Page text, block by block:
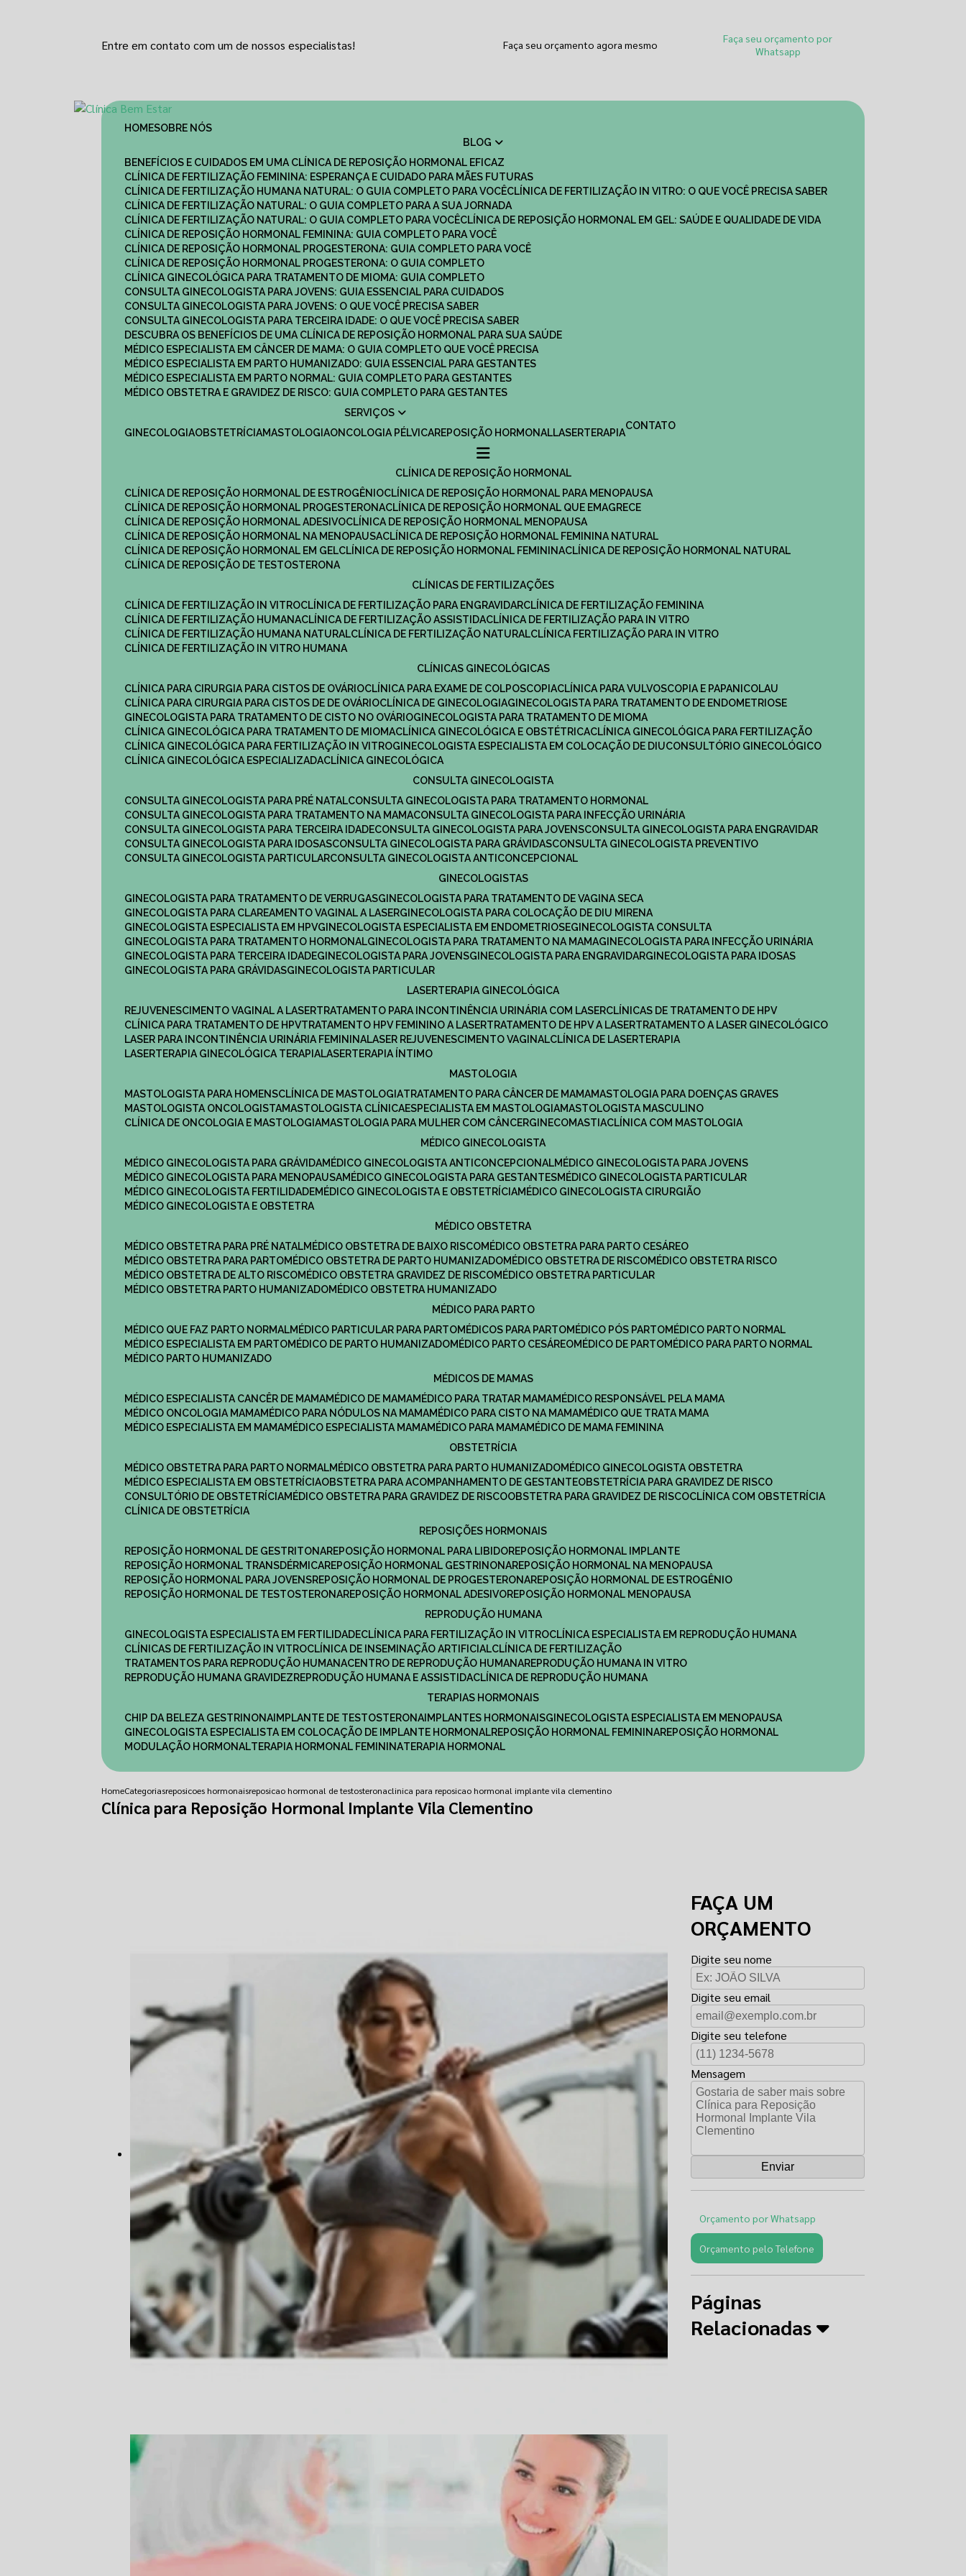
Entre em contato com um de nossos especialistas! Faça seu orçamento agora mesmo
Faça seu orçamento por
Whatsapp
HOME
SOBRE NÓS
BLOG
BENEFÍCIOS E CUIDADOS EM UMA CLÍNICA DE REPOSIÇÃO HORMONAL EFICAZ
CLÍNICA DE FERTILIZAÇÃO FEMININA: ESPERANÇA E CUIDADO PARA MÃES FUTURAS
CLÍNICA DE FERTILIZAÇÃO HUMANA NATURAL: O GUIA COMPLETO PARA VOCÊ
CLÍNICA DE FERTILIZAÇÃO IN VITRO: O QUE VOCÊ PRECISA SABER
CLÍNICA DE FERTILIZAÇÃO NATURAL: O GUIA COMPLETO PARA A SUA JORNADA
CLÍNICA DE FERTILIZAÇÃO NATURAL: O GUIA COMPLETO PARA VOCÊ
CLÍNICA DE REPOSIÇÃO HORMONAL EM GEL: SAÚDE E QUALIDADE DE VIDA
CLÍNICA DE REPOSIÇÃO HORMONAL FEMININA: GUIA COMPLETO PARA VOCÊ
CLÍNICA DE REPOSIÇÃO HORMONAL PROGESTERONA: GUIA COMPLETO PARA VOCÊ
CLÍNICA DE REPOSIÇÃO HORMONAL PROGESTERONA: O GUIA COMPLETO
CLÍNICA GINECOLÓGICA PARA TRATAMENTO DE MIOMA: GUIA COMPLETO
CONSULTA GINECOLOGISTA PARA JOVENS: GUIA ESSENCIAL PARA CUIDADOS
CONSULTA GINECOLOGISTA PARA JOVENS: O QUE VOCÊ PRECISA SABER
CONSULTA GINECOLOGISTA PARA TERCEIRA IDADE: O QUE VOCÊ PRECISA SABER
DESCUBRA OS BENEFÍCIOS DE UMA CLÍNICA DE REPOSIÇÃO HORMONAL PARA SUA SAÚDE
MÉDICO ESPECIALISTA EM CÂNCER DE MAMA: O GUIA COMPLETO QUE VOCÊ PRECISA
MÉDICO ESPECIALISTA EM PARTO HUMANIZADO: GUIA ESSENCIAL PARA GESTANTES
MÉDICO ESPECIALISTA EM PARTO NORMAL: GUIA COMPLETO PARA GESTANTES
MÉDICO OBSTETRA E GRAVIDEZ DE RISCO: GUIA COMPLETO PARA GESTANTES
SERVIÇOS
GINECOLOGIA
OBSTETRÍCIA MASTOLOGIA ONCOLOGIA PÉLVICA REPOSIÇÃO HORMONAL LASERTERAPIA
CONTATO
CLÍNICA DE REPOSIÇÃO HORMONAL
CLÍNICA DE REPOSIÇÃO HORMONAL DE ESTROGÊNIO
CLÍNICA DE REPOSIÇÃO HORMONAL PARA MENOPAUSA
CLÍNICA DE REPOSIÇÃO HORMONAL PROGESTERONA
CLÍNICA DE REPOSIÇÃO HORMONAL QUE EMAGRECE
CLÍNICA DE REPOSIÇÃO HORMONAL ADESIVO
CLÍNICA DE REPOSIÇÃO HORMONAL MENOPAUSA
CLÍNICA DE REPOSIÇÃO HORMONAL NA MENOPAUSA
CLÍNICA DE REPOSIÇÃO HORMONAL FEMININA NATURAL
CLÍNICA DE REPOSIÇÃO HORMONAL EM GEL
CLÍNICA DE REPOSIÇÃO HORMONAL FEMININA
CLÍNICA DE REPOSIÇÃO HORMONAL NATURAL
CLÍNICA DE REPOSIÇÃO DE TESTOSTERONA
CLÍNICAS DE FERTILIZAÇÕES
CLÍNICA DE FERTILIZAÇÃO IN VITRO
CLÍNICA DE FERTILIZAÇÃO PARA ENGRAVIDAR
CLÍNICA DE FERTILIZAÇÃO FEMININA
CLÍNICA DE FERTILIZAÇÃO HUMANA
CLÍNICA DE FERTILIZAÇÃO ASSISTIDA
CLÍNICA DE FERTILIZAÇÃO PARA IN VITRO
CLÍNICA DE FERTILIZAÇÃO HUMANA NATURAL
CLÍNICA DE FERTILIZAÇÃO NATURAL
CLÍNICA FERTILIZAÇÃO PARA IN VITRO
CLÍNICA DE FERTILIZAÇÃO IN VITRO HUMANA
CLÍNICAS GINECOLÓGICAS
CLÍNICA PARA CIRURGIA PARA CISTOS DE OVÁRIO
CLÍNICA PARA EXAME DE COLPOSCOPIA
CLÍNICA PARA VULVOSCOPIA E PAPANICOLAU
CLÍNICA PARA CIRURGIA PARA CISTOS DE DE OVÁRIO
CLÍNICA DE GINECOLOGIA
GINECOLOGISTA PARA TRATAMENTO DE ENDOMETRIOSE
GINECOLOGISTA PARA TRATAMENTO DE CISTO NO OVÁRIO
GINECOLOGISTA PARA TRATAMENTO DE MIOMA
CLÍNICA GINECOLÓGICA PARA TRATAMENTO DE MIOMA
CLÍNICA GINECOLÓGICA E OBSTÉTRICA
CLÍNICA GINECOLÓGICA PARA FERTILIZAÇÃO
CLÍNICA GINECOLÓGICA PARA FERTILIZAÇÃO IN VITRO
GINECOLOGISTA ESPECIALISTA EM COLOCAÇÃO DE DIU
CONSULTÓRIO GINECOLÓGICO
CLÍNICA GINECOLÓGICA ESPECIALIZADA
CLÍNICA GINECOLÓGICA
CONSULTA GINECOLOGISTA
CONSULTA GINECOLOGISTA PARA PRÉ NATAL
CONSULTA GINECOLOGISTA PARA TRATAMENTO HORMONAL
CONSULTA GINECOLOGISTA PARA TRATAMENTO NA MAMA
CONSULTA GINECOLOGISTA PARA INFECÇÃO URINÁRIA
CONSULTA GINECOLOGISTA PARA TERCEIRA IDADE
CONSULTA GINECOLOGISTA PARA JOVENS
CONSULTA GINECOLOGISTA PARA ENGRAVIDAR
CONSULTA GINECOLOGISTA PARA IDOSAS
CONSULTA GINECOLOGISTA PARA GRÁVIDAS
CONSULTA GINECOLOGISTA PREVENTIVO
CONSULTA GINECOLOGISTA PARTICULAR
CONSULTA GINECOLOGISTA ANTICONCEPCIONAL
GINECOLOGISTAS
GINECOLOGISTA PARA TRATAMENTO DE VERRUGAS
GINECOLOGISTA PARA TRATAMENTO DE VAGINA SECA
GINECOLOGISTA PARA CLAREAMENTO VAGINAL A LASER
GINECOLOGISTA PARA COLOCAÇÃO DE DIU MIRENA
GINECOLOGISTA ESPECIALISTA EM HPV
GINECOLOGISTA ESPECIALISTA EM ENDOMETRIOSE
GINECOLOGISTA CONSULTA
GINECOLOGISTA PARA TRATAMENTO HORMONAL
GINECOLOGISTA PARA TRATAMENTO NA MAMA
GINECOLOGISTA PARA INFECÇÃO URINÁRIA
GINECOLOGISTA PARA TERCEIRA IDADE
GINECOLOGISTA PARA JOVENS GINECOLOGISTA PARA ENGRAVIDAR
GINECOLOGISTA PARA IDOSAS
GINECOLOGISTA PARA GRÁVIDAS
GINECOLOGISTA PARTICULAR
LASERTERAPIA GINECOLÓGICA
REJUVENESCIMENTO VAGINAL A LASER
TRATAMENTO PARA INCONTINÊNCIA URINÁRIA COM LASER
CLÍNICAS DE TRATAMENTO DE HPV
CLÍNICA PARA TRATAMENTO DE HPV
TRATAMENTO HPV FEMININO A LASER TRATAMENTO DE HPV A LASER
TRATAMENTO A LASER GINECOLÓGICO
LASER PARA INCONTINÊNCIA URINÁRIA FEMININA LASER REJUVENESCIMENTO VAGINAL
CLÍNICA DE LASERTERAPIA
LASERTERAPIA GINECOLÓGICA TERAPIA LASERTERAPIA ÍNTIMO
MASTOLOGIA
MASTOLOGISTA PARA HOMENS
CLÍNICA DE MASTOLOGIA TRATAMENTO PARA CÂNCER DE MAMA
MASTOLOGIA PARA DOENÇAS GRAVES
MASTOLOGISTA ONCOLOGISTA
MASTOLOGISTA CLÍNICA ESPECIALISTA EM MASTOLOGIA
MASTOLOGISTA MASCULINO
CLÍNICA DE ONCOLOGIA E MASTOLOGIA
MASTOLOGIA PARA MULHER COM CÂNCER GINECOMASTIA
CLÍNICA COM MASTOLOGIA
MÉDICO GINECOLOGISTA
MÉDICO GINECOLOGISTA PARA GRÁVIDA
MÉDICO GINECOLOGISTA ANTICONCEPCIONAL
MÉDICO GINECOLOGISTA PARA JOVENS
MÉDICO GINECOLOGISTA PARA MENOPAUSA
MÉDICO GINECOLOGISTA PARA GESTANTES
MÉDICO GINECOLOGISTA PARTICULAR
MÉDICO GINECOLOGISTA FERTILIDADE
MÉDICO GINECOLOGISTA E OBSTETRÍCIA
MÉDICO GINECOLOGISTA CIRURGIÃO
MÉDICO GINECOLOGISTA E OBSTETRA
MÉDICO OBSTETRA
MÉDICO OBSTETRA PARA PRÉ NATAL
MÉDICO OBSTETRA DE BAIXO RISCO
MÉDICO OBSTETRA PARA PARTO CESÁREO
MÉDICO OBSTETRA PARA PARTO
MÉDICO OBSTETRA DE PARTO HUMANIZADO MÉDICO OBSTETRA DE RISCO
MÉDICO OBSTETRA RISCO
MÉDICO OBSTETRA DE ALTO RISCO
MÉDICO OBSTETRA GRAVIDEZ DE RISCO
MÉDICO OBSTETRA PARTICULAR
MÉDICO OBSTETRA PARTO HUMANIZADO
MÉDICO OBSTETRA HUMANIZADO
MÉDICO PARA PARTO
MÉDICO QUE FAZ PARTO NORMAL
MÉDICO PARTICULAR PARA PARTO MÉDICOS PARA PARTO MÉDICO PÓS PARTO
MÉDICO PARTO NORMAL
MÉDICO ESPECIALISTA EM PARTO
MÉDICO DE PARTO HUMANIZADO MÉDICO PARTO CESÁREO MÉDICO DE PARTO
MÉDICO PARA PARTO NORMAL
MÉDICO PARTO HUMANIZADO
MÉDICOS DE MAMAS
MÉDICO ESPECIALISTA CANCÊR DE MAMA
MÉDICO DE MAMA MÉDICO PARA TRATAR MAMA
MÉDICO RESPONSÁVEL PELA MAMA
MÉDICO ONCOLOGIA MAMA
MÉDICO PARA NÓDULOS NA MAMA MÉDICO PARA CISTO NA MAMA
MÉDICO QUE TRATA MAMA
MÉDICO ESPECIALISTA EM MAMA
MÉDICO ESPECIALISTA MAMA MÉDICO PARA MAMA
MÉDICO DE MAMA FEMININA
OBSTETRÍCIA
MÉDICO OBSTETRA PARA PARTO NORMAL
MÉDICO OBSTETRA PARA PARTO HUMANIZADO
MÉDICO GINECOLOGISTA OBSTETRA
MÉDICO ESPECIALISTA EM OBSTETRÍCIA
OBSTETRA PARA ACOMPANHAMENTO DE GESTANTE
OBSTETRÍCIA PARA GRAVIDEZ DE RISCO
CONSULTÓRIO DE OBSTETRÍCIA
MÉDICO OBSTETRA PARA GRAVIDEZ DE RISCO OBSTETRA PARA GRAVIDEZ DE RISCO
CLÍNICA COM OBSTETRÍCIA
CLÍNICA DE OBSTETRÍCIA
REPOSIÇÕES HORMONAIS
REPOSIÇÃO HORMONAL DE GESTRITONA
REPOSIÇÃO HORMONAL PARA LIBIDO
REPOSIÇÃO HORMONAL IMPLANTE
REPOSIÇÃO HORMONAL TRANSDÉRMICA
REPOSIÇÃO HORMONAL GESTRINONA
REPOSIÇÃO HORMONAL NA MENOPAUSA
REPOSIÇÃO HORMONAL PARA JOVENS
REPOSIÇÃO HORMONAL DE PROGESTERONA
REPOSIÇÃO HORMONAL DE ESTROGÊNIO
REPOSIÇÃO HORMONAL DE TESTOSTERONA
REPOSIÇÃO HORMONAL ADESIVO
REPOSIÇÃO HORMONAL MENOPAUSA
REPRODUÇÃO HUMANA
GINECOLOGISTA ESPECIALISTA EM FERTILIDADE
CLÍNICA PARA FERTILIZAÇÃO IN VITRO
CLÍNICA ESPECIALISTA EM REPRODUÇÃO HUMANA
CLÍNICAS DE FERTILIZAÇÃO IN VITRO
CLÍNICA DE INSEMINAÇÃO ARTIFICIAL
CLÍNICA DE FERTILIZAÇÃO
TRATAMENTOS PARA REPRODUÇÃO HUMANA
CENTRO DE REPRODUÇÃO HUMANA
REPRODUÇÃO HUMANA IN VITRO
REPRODUÇÃO HUMANA GRAVIDEZ
REPRODUÇÃO HUMANA E ASSISTIDA
CLÍNICA DE REPRODUÇÃO HUMANA
TERAPIAS HORMONAIS
CHIP DA BELEZA GESTRINONA IMPLANTE DE TESTOSTERONA IMPLANTES HORMONAIS
GINECOLOGISTA ESPECIALISTA EM MENOPAUSA
GINECOLOGISTA ESPECIALISTA EM COLOCAÇÃO DE IMPLANTE HORMONAL
REPOSIÇÃO HORMONAL FEMININA
REPOSIÇÃO HORMONAL
MODULAÇÃO HORMONAL
TERAPIA HORMONAL FEMININA TERAPIA HORMONAL
HomeCategoriasreposicoes hormonaisreposicao hormonal de testosteronaclinica para reposicao hormonal implante vila clementino
Clínica para Reposição Hormonal Implante Vila Clementino
FAÇA UM
ORÇAMENTO
Digite seu nome
Digite seu email
Digite seu telefone
Mensagem
Orçamento por Whatsapp
Orçamento pelo Telefone
Páginas
Relacionadas